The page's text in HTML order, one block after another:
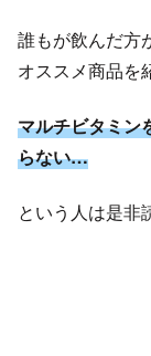
誰もが飲んだ方
オススメ商品を
マルチビタミン
らない…
という人は是非